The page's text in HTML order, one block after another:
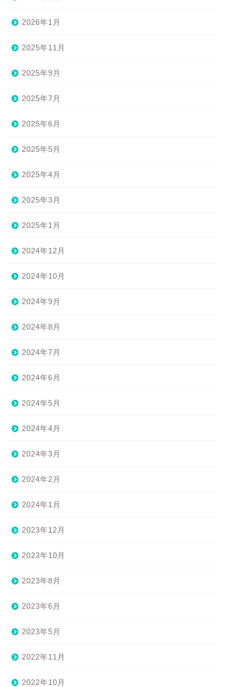
2026年1月
2025年11月
2025年9月
2025年7月
2025年6月
2025年5月
2025年4月
2025年3月
2025年1月
2024年12月
2024年10月
2024年9月
2024年8月
2024年7月
2024年6月
2024年5月
2024年4月
2024年3月
2024年2月
2024年1月
2023年12月
2023年10月
2023年8月
2023年6月
2023年5月
2022年11月
2022年10月